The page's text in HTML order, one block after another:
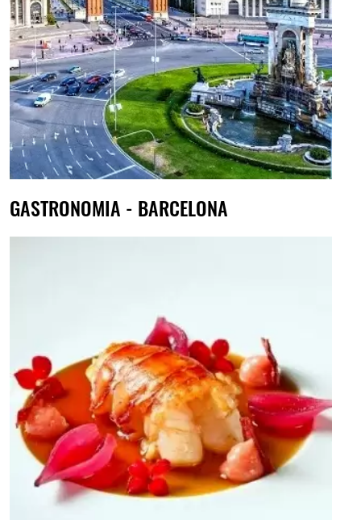
GASTRONOMIA - BARCELONA